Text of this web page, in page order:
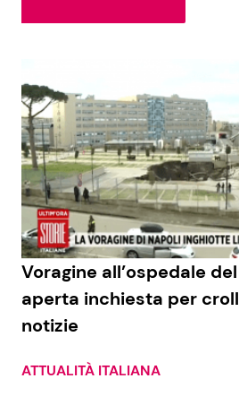
Social News
News dal mondo
Voragine all’ospedale
aperta inchiesta per
notizie
ATTUALITÀ ITALIANA